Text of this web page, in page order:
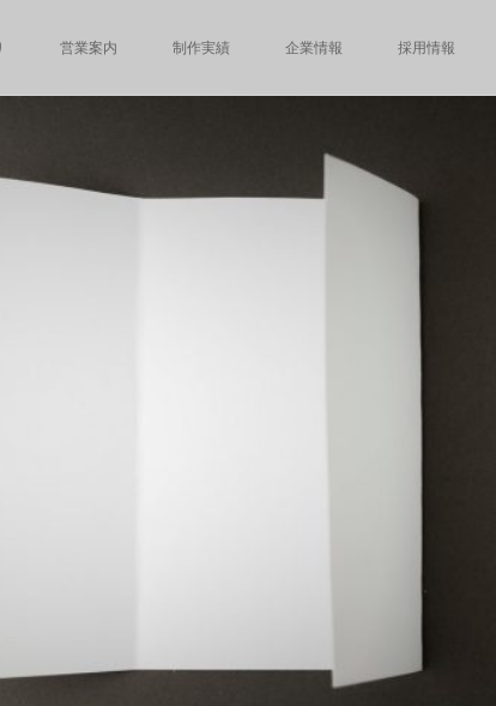
営業案内 制作実績 企業情報 採用情報